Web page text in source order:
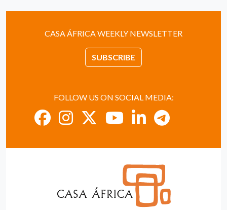
CASA ÁFRICA WEEKLY NEWSLETTER
SUBSCRIBE
FOLLOW US ON SOCIAL MEDIA: